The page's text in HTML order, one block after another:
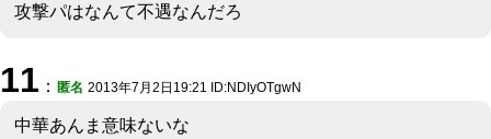
攻撃パはなんて不遇なんだろ
11 ： 匿名 2013年7月2日19:21 ID:NDIyOTgwN
中華あんま意味ないな